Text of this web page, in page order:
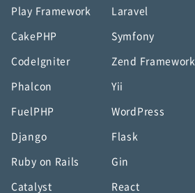
Play Framework Laravel
CakePHP Symfony
CodeIgniter Zend Framework
Phalcon Yii
FuelPHP WordPress
Django Flask
Ruby on Rails Gin
Catalyst React